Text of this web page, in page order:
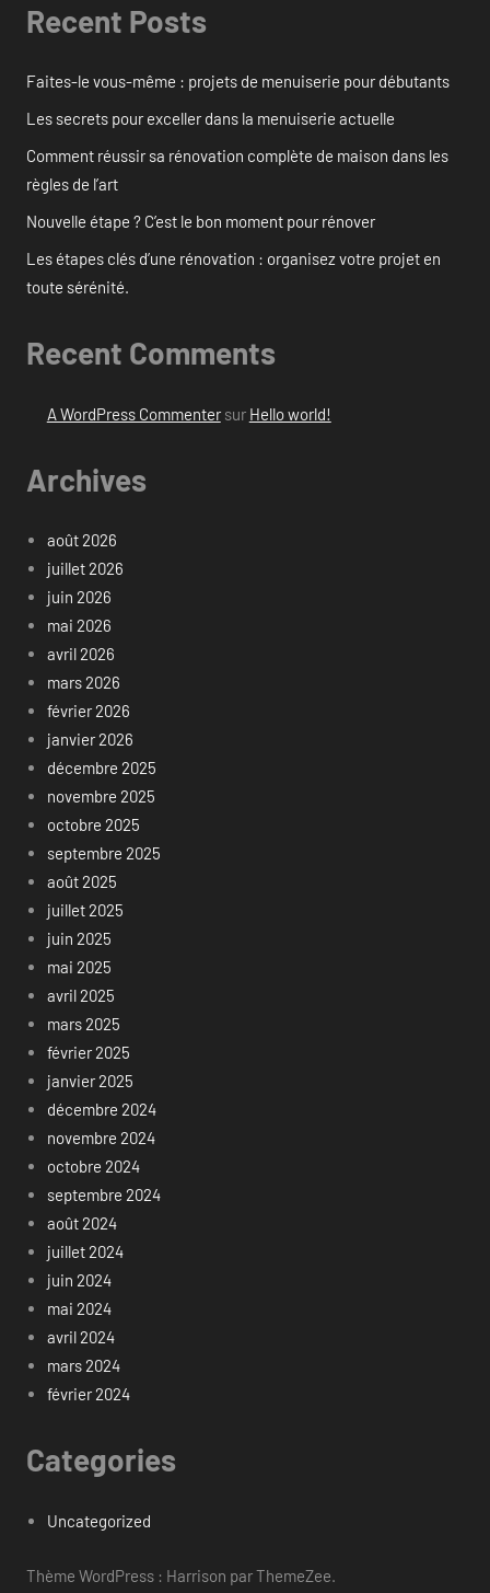
Recent Posts
Faites-le vous-même : projets de menuiserie pour débutants
Les secrets pour exceller dans la menuiserie actuelle
Comment réussir sa rénovation complète de maison dans les
règles de l’art
Nouvelle étape ? C’est le bon moment pour rénover
Les étapes clés d’une rénovation : organisez votre projet en
toute sérénité.
Recent Comments
A WordPress Commentersur Hello world!
Archives
août 2026
juillet 2026
juin 2026
mai 2026
avril 2026
mars 2026
février 2026
janvier 2026
décembre 2025
novembre 2025
octobre 2025
septembre 2025
août 2025
juillet 2025
juin 2025
mai 2025
avril 2025
mars 2025
février 2025
janvier 2025
décembre 2024
novembre 2024
octobre 2024
septembre 2024
août 2024
juillet 2024
juin 2024
mai 2024
avril 2024
mars 2024
février 2024
Categories
Uncategorized
Thème WordPress : Harrison par ThemeZee.